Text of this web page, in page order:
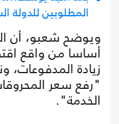
المطلوبين للدولة
ويوضح شعبو، أن
أساسا من واقع
زيادة المدفوعات،
"رفع سعر
الخدمة".